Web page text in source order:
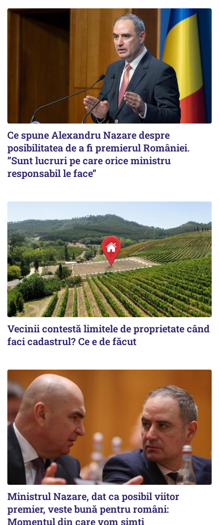
Ce spune Alexandru Nazare despre
posibilitatea de a fi premierul României.
”Sunt lucruri pe care orice ministru
responsabil le face”
Vecinii contestă limitele de proprietate când
faci cadastrul? Ce e de făcut
Ministrul Nazare, dat ca posibil viitor
premier, veste bună pentru români:
Momentul din care vom simți